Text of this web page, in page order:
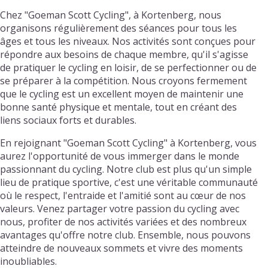
Chez "Goeman Scott Cycling", à Kortenberg, nous
organisons régulièrement des séances pour tous les
âges et tous les niveaux. Nos activités sont conçues pour
répondre aux besoins de chaque membre, qu'il s'agisse
de pratiquer le cycling en loisir, de se perfectionner ou de
se préparer à la compétition. Nous croyons fermement
que le cycling est un excellent moyen de maintenir une
bonne santé physique et mentale, tout en créant des
liens sociaux forts et durables.
En rejoignant "Goeman Scott Cycling" à Kortenberg, vous
aurez l'opportunité de vous immerger dans le monde
passionnant du cycling. Notre club est plus qu'un simple
lieu de pratique sportive, c'est une véritable communauté
où le respect, l'entraide et l'amitié sont au cœur de nos
valeurs. Venez partager votre passion du cycling avec
nous, profiter de nos activités variées et des nombreux
avantages qu'offre notre club. Ensemble, nous pouvons
atteindre de nouveaux sommets et vivre des moments
inoubliables.